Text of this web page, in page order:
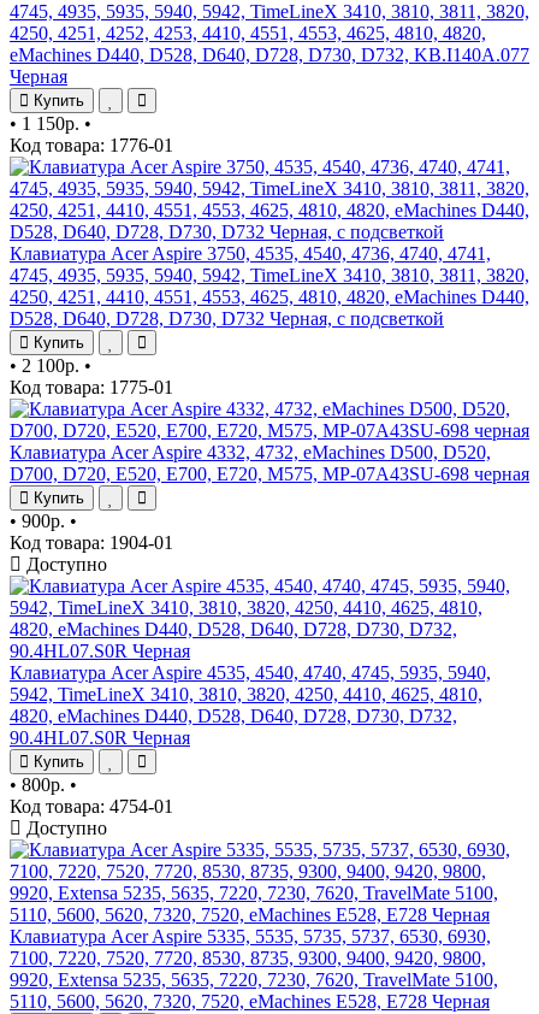
4745, 4935, 5935, 5940, 5942, TimeLineX 3410, 3810, 3811, 3820,
4250, 4251, 4252, 4253, 4410, 4551, 4553, 4625, 4810, 4820,
eMachines D440, D528, D640, D728, D730, D732, KB.I140A.077
Черная
Купить
• 1 150р. •
Код товара: 1776-01
Клавиатура Acer Aspire 3750, 4535, 4540, 4736, 4740, 4741,
4745, 4935, 5935, 5940, 5942, TimeLineX 3410, 3810, 3811, 3820,
4250, 4251, 4410, 4551, 4553, 4625, 4810, 4820, eMachines D440,
D528, D640, D728, D730, D732 Черная, с подсветкой
Купить
• 2 100р. •
Код товара: 1775-01
Клавиатура Acer Aspire 4332, 4732, eMachines D500, D520,
D700, D720, E520, E700, E720, M575, MP-07A43SU-698 черная
Купить
• 900р. •
Код товара: 1904-01
Доступно
Клавиатура Acer Aspire 4535, 4540, 4740, 4745, 5935, 5940,
5942, TimeLineX 3410, 3810, 3820, 4250, 4410, 4625, 4810,
4820, eMachines D440, D528, D640, D728, D730, D732,
90.4HL07.S0R Черная
Купить
• 800р. •
Код товара: 4754-01
Доступно
Клавиатура Acer Aspire 5335, 5535, 5735, 5737, 6530, 6930,
7100, 7220, 7520, 7720, 8530, 8735, 9300, 9400, 9420, 9800,
9920, Extensa 5235, 5635, 7220, 7230, 7620, TravelMate 5100,
5110, 5600, 5620, 7320, 7520, eMachines E528, E728 Черная